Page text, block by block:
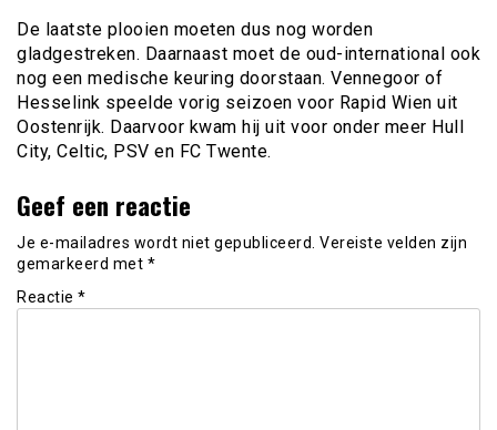
De laatste plooien moeten dus nog worden
gladgestreken. Daarnaast moet de oud-international ook
nog een medische keuring doorstaan. Vennegoor of
Hesselink speelde vorig seizoen voor Rapid Wien uit
Oostenrijk. Daarvoor kwam hij uit voor onder meer Hull
City, Celtic, PSV en FC Twente.
Geef een reactie
Je e-mailadres wordt niet gepubliceerd. Vereiste velden zijn
gemarkeerd met *
Reactie *